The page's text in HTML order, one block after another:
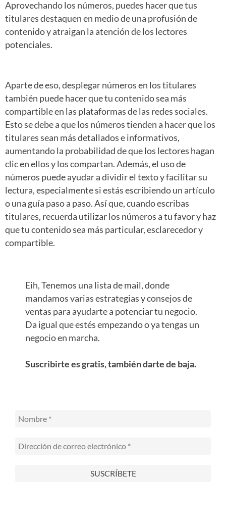
Aprovechando los números, puedes hacer que tus
titulares destaquen en medio de una profusión de
contenido y atraigan la atención de los lectores
potenciales.
Aparte de eso, desplegar números en los titulares
también puede hacer que tu contenido sea más
compartible en las plataformas de las redes sociales.
Esto se debe a que los números tienden a hacer que los
titulares sean más detallados e informativos,
aumentando la probabilidad de que los lectores hagan
clic en ellos y los compartan. Además, el uso de
números puede ayudar a dividir el texto y facilitar su
lectura, especialmente si estás escribiendo un artículo
o una guía paso a paso. Así que, cuando escribas
titulares, recuerda utilizar los números a tu favor y haz
que tu contenido sea más particular, esclarecedor y
compartible.
Eih, Tenemos una lista de mail, donde
mandamos varias estrategias y consejos de
ventas para ayudarte a potenciar tu negocio.
Da igual que estés empezando o ya tengas un
negocio en marcha.
Suscribirte es gratis, también darte de baja.